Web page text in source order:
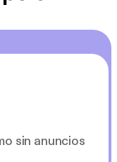
sin anuncios